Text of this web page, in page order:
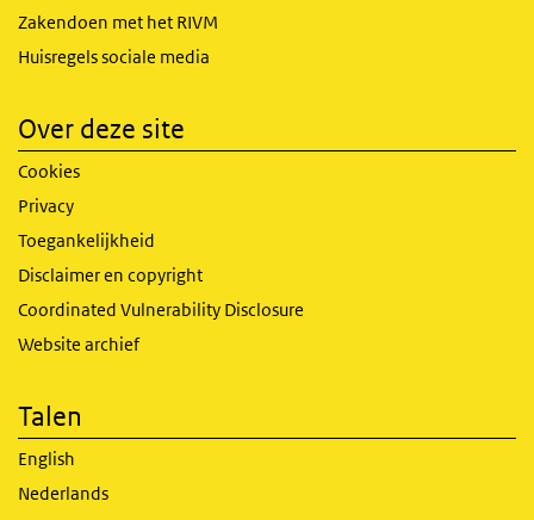
Zakendoen met het RIVM
Huisregels sociale media
Over deze site
Cookies
Privacy
Toegankelijkheid
Disclaimer en copyright
Coordinated Vulnerability Disclosure
Website archief
Talen
English
Nederlands